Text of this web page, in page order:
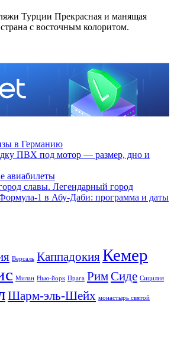
Турции Прекрасная и манящая
с восточным колоритом.
в Германию
ПВХ под мотор — размер, дно и
авиабилеты
славы. Легендарный город
1 в Абу-Даби: программа и даты
Версаль КаппадокияКемер
Милан Нью-йорк Прага РимСиде Сицилия
Шарм-эль-Шейх монастырь святой